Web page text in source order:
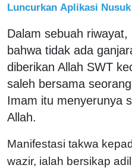
Luncurkan Aplikasi Nusuk
Dalam sebuah
bahwa tidak ada
diberikan Allah SWT
saleh bersama
Imam itu menyerunya
Allah.
Manifestasi takwa
wazir, ialah bersikap